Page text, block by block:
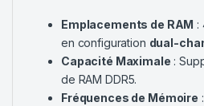
Emplacements de RAM :
en configuration dual-
Capacité Maximale :
de RAM DDR5.
Fréquences de Mémoire